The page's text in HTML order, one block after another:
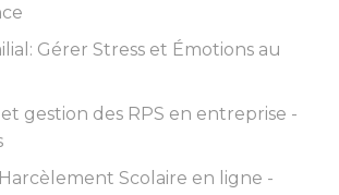
Gérer Stress et Émotions au
gestion des RPS en entreprise -
Scolaire en ligne -